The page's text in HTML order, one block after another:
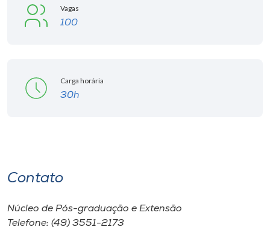
Vagas
100
Carga horária
30h
Contato
Núcleo de Pós-graduação e Extensão
Telefone: (49) 3551-2173